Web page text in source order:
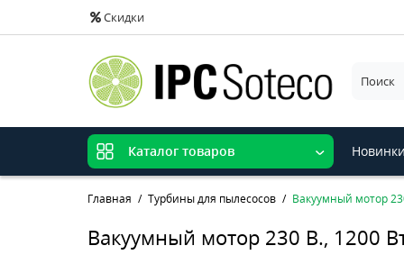
Скидки
Каталог товаров
Главная Турбины для пылесосов Вакуумный мотор
Вакуумный мотор 230 В., 1200